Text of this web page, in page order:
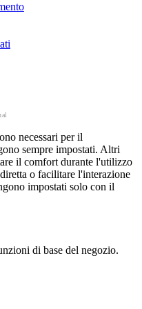
necessari per il
sempre impostati. Altri
il comfort durante l'utilizzo
o facilitare l'interazione
impostati solo con il
di base del negozio.